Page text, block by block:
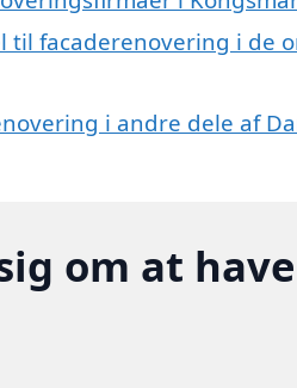
til facaderenovering i de
i andre dele af
om at